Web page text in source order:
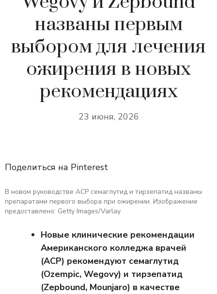
названы первым
выбором для лечения
ожирения в новых
рекомендациях
23 июня, 2026
Поделиться на Pinterest
В новом руководстве ACP семаглутид и тирзепатид названы
препаратами первого выбора при ожирении. Изображение
предоставлено: Getty Images/Varlay
Новые клинические рекомендации
Американского колледжа врачей
(ACP) рекомендуют семаглутид
(Ozempic, Wegovy) и тирзепатид
(Zepbound, Mounjaro) в качестве